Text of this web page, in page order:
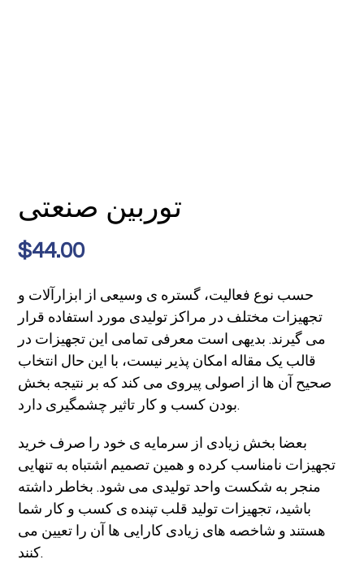
توربین صنعتی
$44.00
حسب نوع فعالیت، گستره ی وسیعی از ابزارآلات و
تجهیزات مختلف در مراکز تولیدی مورد استفاده قرار
می گیرند. بدیهی است معرفی تمامی این تجهیزات در
قالب یک مقاله امکان پذیر نیست، با این حال انتخاب
صحیح آن ها از اصولی پیروی می کند که بر نتیجه بخش
بودن کسب و کار تاثیر چشمگیری دارد.
بعضا بخش زیادی از سرمایه ی خود را صرف خرید
تجهیزات نامناسب کرده و همین تصمیم اشتباه به تنهایی
منجر به شکست واحد تولیدی می شود. بخاطر داشته
باشید، تجهیزات تولید قلب تپنده ی کسب و کار شما
هستند و شاخصه های زیادی کارایی ها آن را تعیین می
کنند.